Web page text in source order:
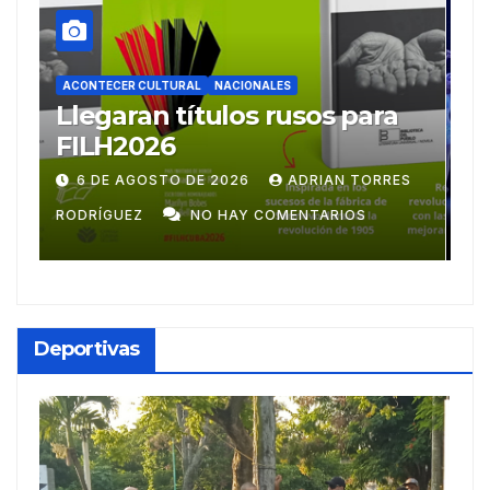
ACONTECER CULTURAL
Ballet Laura Alonso
emprende gira
centroamericana
28 DE JULIO DE 2026 ADRIAN TORRES
RODRÍGUEZ NO HAY COMENTARIOS
Deportivas